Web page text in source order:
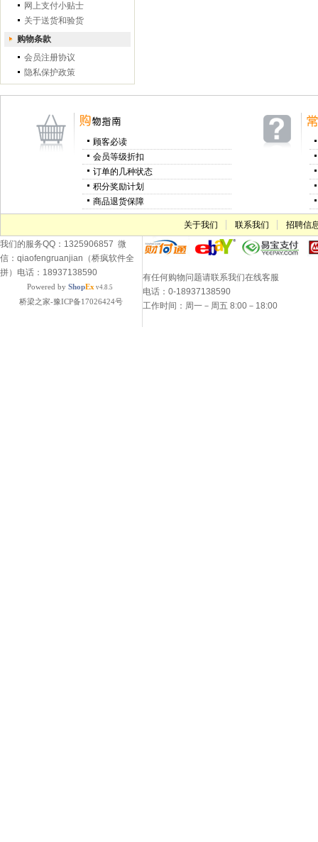
网上支付小贴士
关于送货和验货
购物条款
会员注册协议
隐私保护政策
顾客必读
会员等级折扣
订单的几种状态
积分奖励计划
商品退货保障
关于我们 联系我们
招聘信
我们的服务QQ：1325906857 微
信：qiaofengruanjian（桥疯软件全
拼）电话：18937138590
Powered by ShopEx v4.8.5
桥梁之家-豫ICP备17026424号
有任何购物问题请联系我们在线客服
电话：0-18937138590
工作时间：周一－周五 8:00－18:00